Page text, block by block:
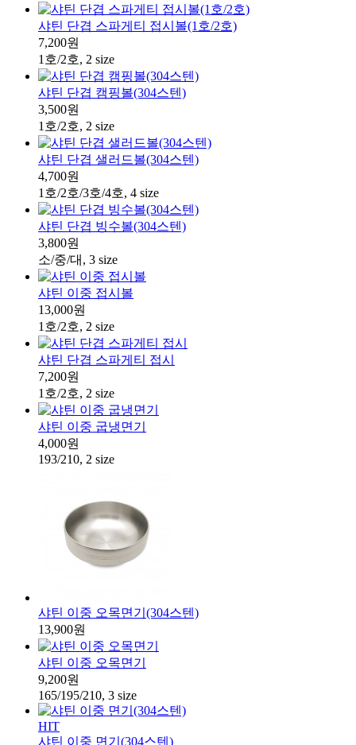
샤틴 단겹 스파게티 접시볼(1호/2호)
7,200원
1호/2호, 2 size
샤틴 단겹 캠핑볼(304스텐)
3,500원
1호/2호, 2 size
샤틴 단겹 샐러드볼(304스텐)
4,700원
1호/2호/3호/4호, 4 size
샤틴 단겹 빙수볼(304스텐)
3,800원
소/중/대, 3 size
샤틴 이중 접시볼
13,000원
1호/2호, 2 size
샤틴 단겹 스파게티 접시
7,200원
1호/2호, 2 size
샤틴 이중 굽냉면기
4,000원
193/210, 2 size
샤틴 이중 오목면기(304스텐)
13,900원
샤틴 이중 오목면기
9,200원
165/195/210, 3 size
HIT
샤틴 이중 면기(304스텐)